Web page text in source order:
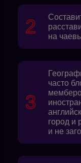
на
часто
город и
и не